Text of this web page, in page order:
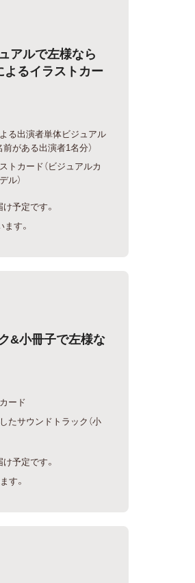
アルで左様なら
よるイラストカー
る出演者単体ビジュアル
がある出演者1名分）
トカード（ビジュアルカ
ル）
予定です。
す。
&小冊子で左様な
ード
たサウンドトラック（小
予定です。
す。